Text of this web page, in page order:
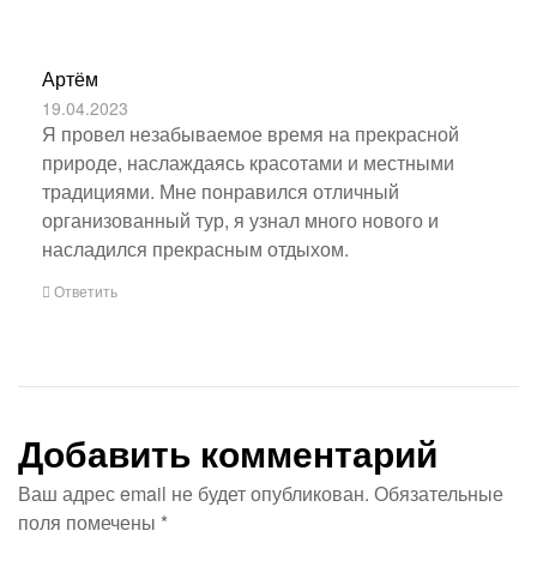
Артём
19.04.2023
Я провел незабываемое время на прекрасной
природе, наслаждаясь красотами и местными
традициями. Мне понравился отличный
организованный тур, я узнал много нового и
насладился прекрасным отдыхом.
Ответить
Добавить комментарий
Ваш адрес email не будет опубликован. Обязательные
поля помечены *